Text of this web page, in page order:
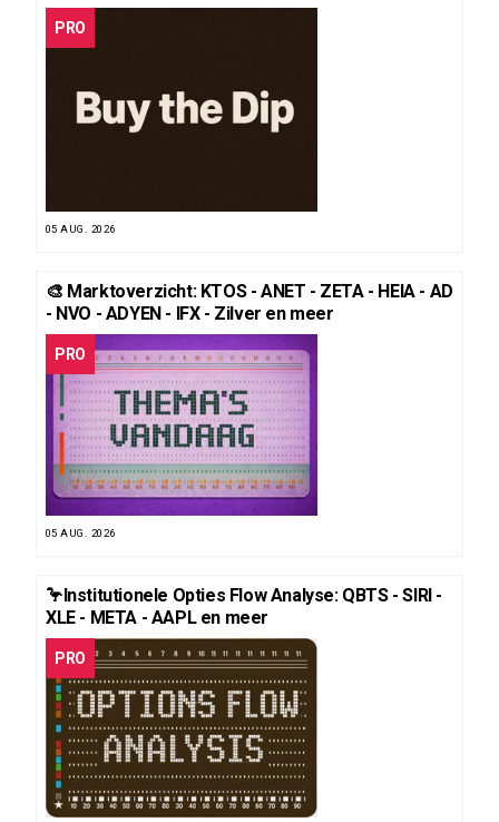
PRO
05 AUG. 2026
🎨 Marktoverzicht: KTOS - ANET - ZETA - HEIA - AD
- NVO - ADYEN - IFX - Zilver en meer
PRO
05 AUG. 2026
🦩Institutionele Opties Flow Analyse: QBTS - SIRI -
XLE - META - AAPL en meer
PRO